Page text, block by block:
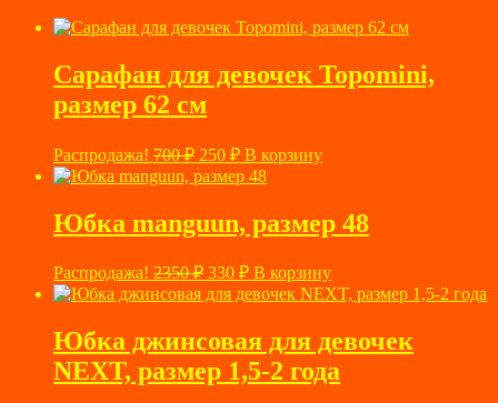
Сарафан для девочек Topomini,
размер 62 см
Распродажа! 700₽ Первоначальная
цена
составляла
250 ₽Текущая
цена:
В корзину
Юбка manguun, размер 48
Распродажа! 2350₽ Первоначальная
цена
составляла
330 ₽Текущая
цена:
В корзину
Юбка джинсовая для девочек
NEXT, размер 1,5-2 года